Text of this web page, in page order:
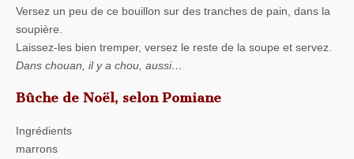
Versez un peu de ce bouillon sur des tranches de pain, dans la
soupière.
Laissez-les bien tremper, versez le reste de la soupe et servez.
Dans chouan, il y a chou, aussi…
Bûche de Noël, selon Pomiane
Ingrédients
marrons